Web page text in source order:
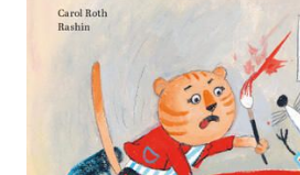
Kinderbuch Deutsch-Arabisch
zum Herunterladen
Carol Roth